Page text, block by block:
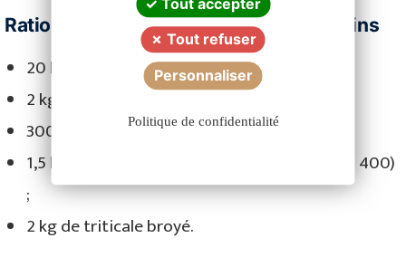
Ration quotidienne des 180 jeunes bovins
20 kg d’ensilage de maïs ;
2 kg d’enrubannage de trèfle ;
300 gr de paille ;
1,5 kg d’aliment concentré broyé (Blend Opti 400)
;
2 kg de triticale broyé.
Tout accepter
Tout refuser
Personnaliser
Politique de confidentialité